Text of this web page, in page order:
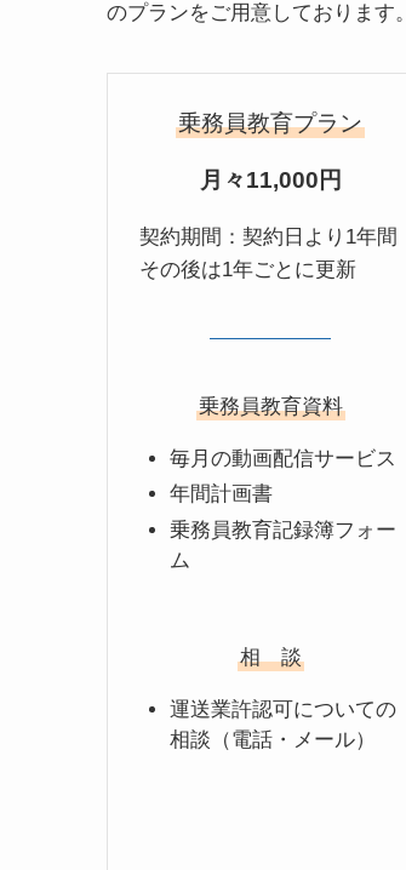
のプランをご用意しております。
乗務員教育プラン
月々11,000円
契約期間：契約日より1年間
その後は1年ごとに更新
乗務員教育資料
毎月の動画配信サービス
年間計画書
乗務員教育記録簿フォー
ム
相 談
運送業許認可についての
相談（電話・メール）